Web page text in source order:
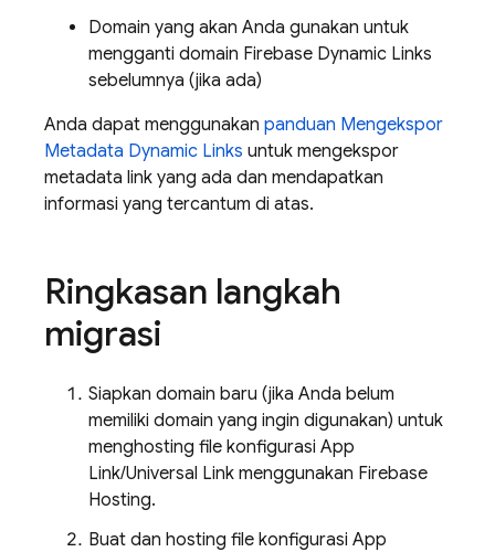
Domain yang akan Anda gunakan untuk
mengganti domain Firebase Dynamic Links
sebelumnya (jika ada)
Anda dapat menggunakan panduan Mengekspor
Metadata Dynamic Links untuk mengekspor
metadata link yang ada dan mendapatkan
informasi yang tercantum di atas.
Ringkasan langkah
migrasi
Siapkan domain baru (jika Anda belum
memiliki domain yang ingin digunakan) untuk
menghosting file konfigurasi App
Link/Universal Link menggunakan Firebase
Hosting.
Buat dan hosting file konfigurasi App